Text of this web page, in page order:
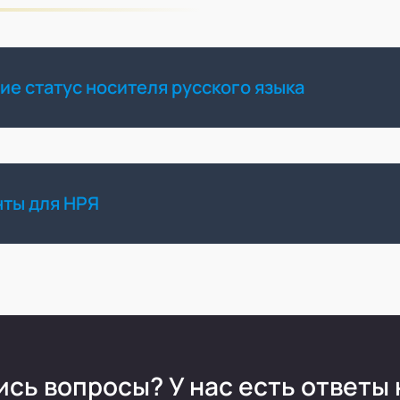
статус носителя русского языка
для НРЯ
вопросы?У нас есть ответы